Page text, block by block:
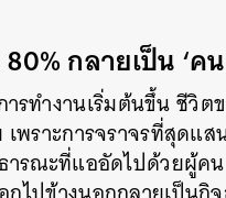
กลายเป็น ‘ค
ารทำงานเริ่มต้นขึ้น ชีวิ
พราะการจราจรที่สุด
ารณะที่แออัดไปด้วยผู้